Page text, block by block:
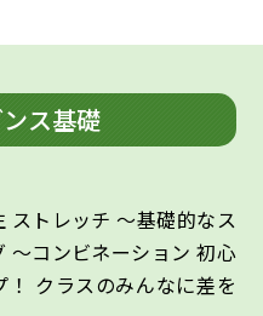
ス基礎
ストレッチ ～基礎的なス
～コンビネーション 初心
クラスのみんなに差を